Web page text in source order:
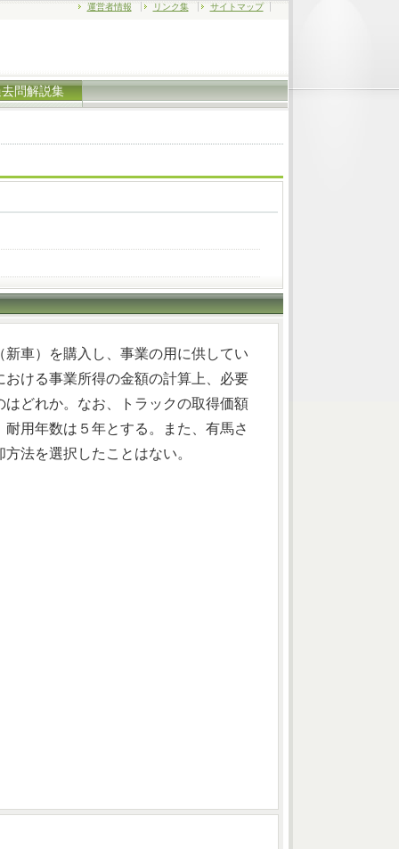
運営者情報 リンク集 サイトマップ
問解説集
車）を購入し、事業の用に供してい
ける事業所得の金額の計算上、必要
どれか。なお、トラックの取得価額
用年数は５年とする。また、有馬さ
法を選択したことはない。